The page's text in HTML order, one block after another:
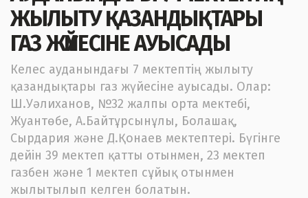
ЖЫЛЫТУ ҚАЗАНДЫҚТАРЫ
ГАЗ ЖҮЙЕСІНЕ АУЫСАДЫ
Келес ауданындағы 7 мектептің жылыту
қазандықтары газ жүйесіне ауысады. Олар:
Ш.Уәлиханов, №32 жалпы орта мектебі,
Жуантөбе, А.Байтұрсынұлы, Болашақ,
Сырдария және Д.Қонаев мектептері. Бүгінге
дейін 39 мектеп қатты отынмен, 23 мектеп
газбен және 1 мектеп сұйық отынмен
жылытылып келген болатын.